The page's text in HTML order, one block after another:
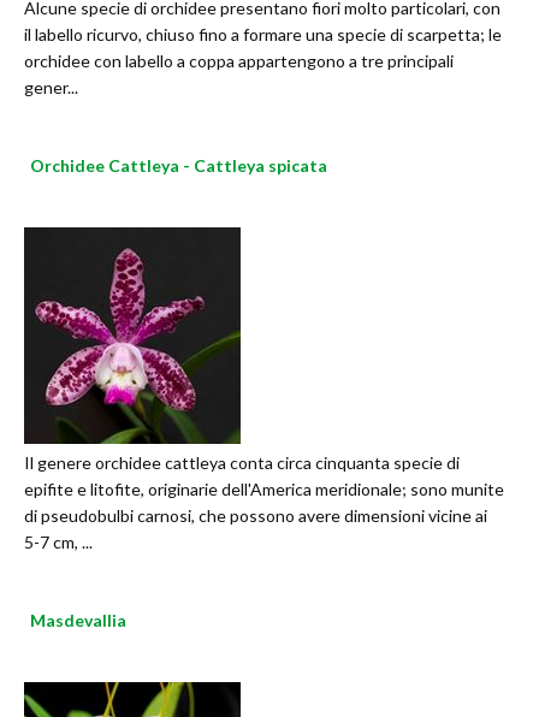
Alcune specie di orchidee presentano fiori molto particolari, con
il labello ricurvo, chiuso fino a formare una specie di scarpetta; le
orchidee con labello a coppa appartengono a tre principali
gener...
Orchidee Cattleya - Cattleya spicata
Il genere orchidee cattleya conta circa cinquanta specie di
epifite e litofite, originarie dell'America meridionale; sono munite
di pseudobulbi carnosi, che possono avere dimensioni vicine ai
5-7 cm, ...
Masdevallia